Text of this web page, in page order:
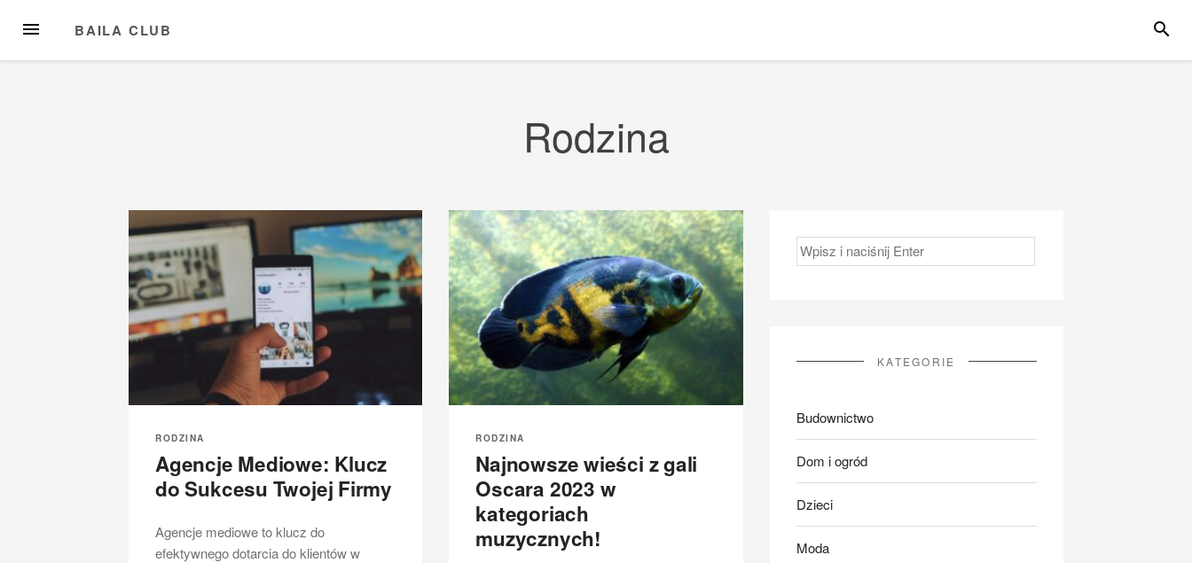
MENU BAILA CLUB
Rodzina
RODZINA
Agencje Mediowe: Klucz
do Sukcesu Twojej Firmy
Agencje mediowe to klucz do
efektywnego dotarcia do klientów w
RODZINA
Najnowsze wieści z gali
Oscara 2023 w
kategoriach
muzycznych!
Szukaj:
KATEGORIE
Budownictwo
Dom i ogród
Dzieci
Moda